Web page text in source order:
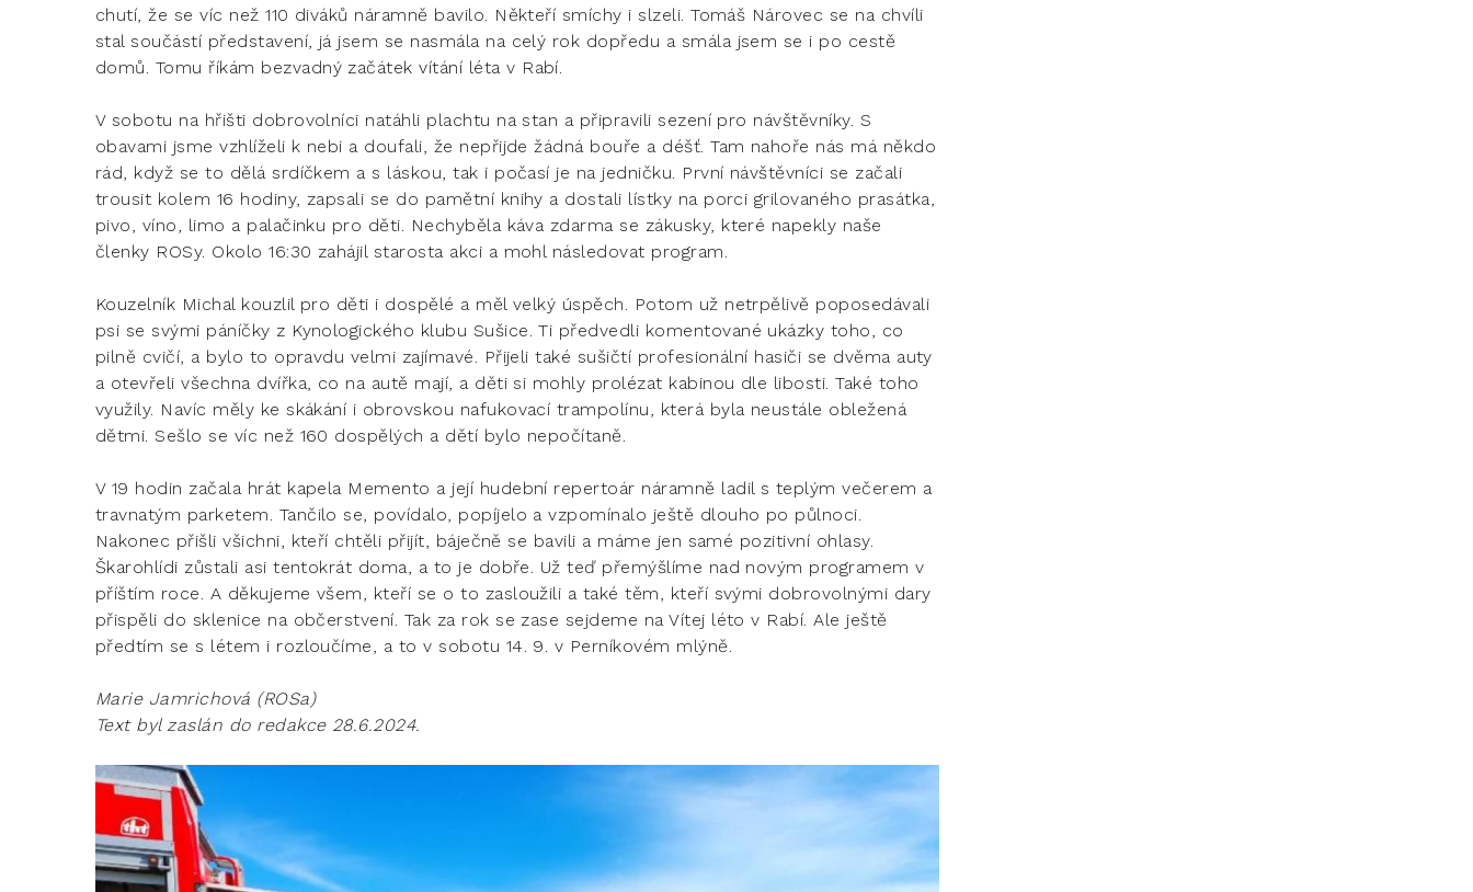
chutí, že se víc než 110 diváků náramně bavilo. Někteří smíchy i slzeli. Tomáš Nárovec se na chvíli
stal součástí představení, já jsem se nasmála na celý rok dopředu a smála jsem se i po cestě
domů. Tomu říkám bezvadný začátek vítání léta v Rabí.
V sobotu na hřišti dobrovolníci natáhli plachtu na stan a připravili sezení pro návštěvníky. S
obavami jsme vzhlíželi k nebi a doufali, že nepřijde žádná bouře a déšť. Tam nahoře nás má někdo
rád, když se to dělá srdíčkem a s láskou, tak i počasí je na jedničku. První návštěvníci se začali
trousit kolem 16 hodiny, zapsali se do pamětní knihy a dostali lístky na porci grilovaného prasátka,
pivo, víno, limo a palačinku pro děti. Nechyběla káva zdarma se zákusky, které napekly naše
členky ROSy. Okolo 16:30 zahájil starosta akci a mohl následovat program.
Kouzelník Michal kouzlil pro děti i dospělé a měl velký úspěch. Potom už netrpělivě poposedávali
psi se svými páníčky z Kynologického klubu Sušice. Ti předvedli komentované ukázky toho, co
pilně cvičí, a bylo to opravdu velmi zajímavé. Přijeli také sušičtí profesionální hasiči se dvěma auty
a otevřeli všechna dvířka, co na autě mají, a děti si mohly prolézat kabinou dle libosti. Také toho
využily. Navíc měly ke skákání i obrovskou nafukovací trampolínu, která byla neustále obležená
dětmi. Sešlo se víc než 160 dospělých a dětí bylo nepočítaně.
V 19 hodin začala hrát kapela Memento a její hudební repertoár náramně ladil s teplým večerem a
travnatým parketem. Tančilo se, povídalo, popíjelo a vzpomínalo ještě dlouho po půlnoci.
Nakonec přišli všichni, kteří chtěli přijít, báječně se bavili a máme jen samé pozitivní ohlasy.
Škarohlídi zůstali asi tentokrát doma, a to je dobře. Už teď přemýšlíme nad novým programem v
příštím roce. A děkujeme všem, kteří se o to zasloužili a také těm, kteří svými dobrovolnými dary
přispěli do sklenice na občerstvení. Tak za rok se zase sejdeme na Vítej léto v Rabí. Ale ještě
předtím se s létem i rozloučíme, a to v sobotu 14. 9. v Perníkovém mlýně.
Marie Jamrichová (ROSa)
Text byl zaslán do redakce 28.6.2024.